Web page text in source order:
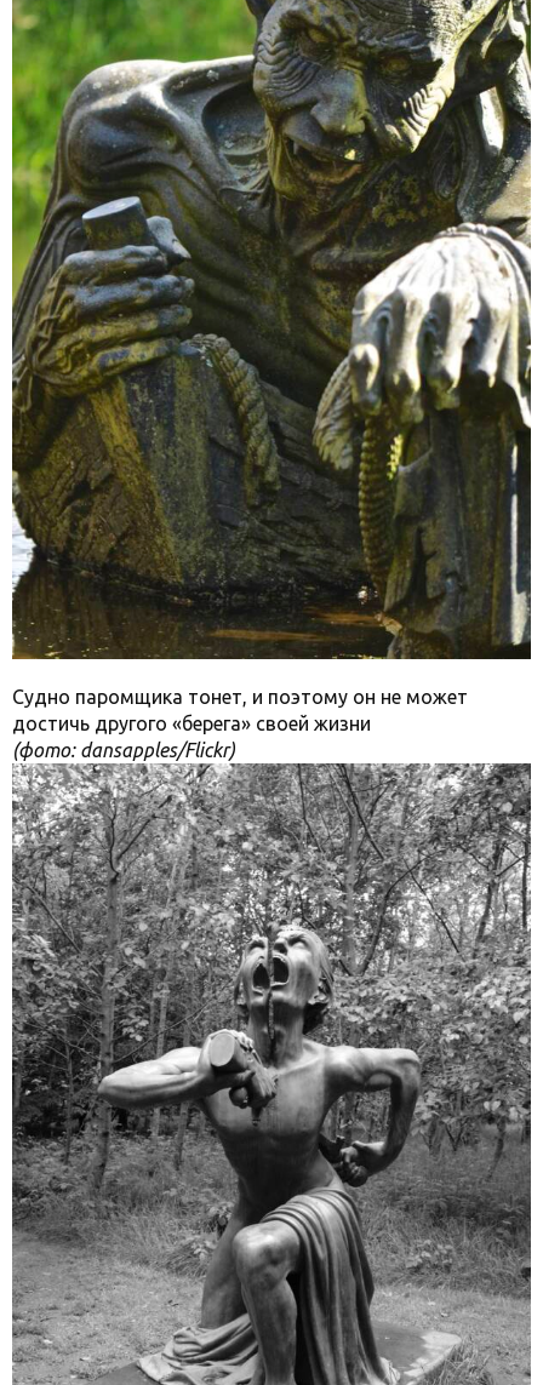
Судно паромщика тонет, и поэтому он не может
достичь другого «берега» своей жизни
(фото: dansapples/Flickr)